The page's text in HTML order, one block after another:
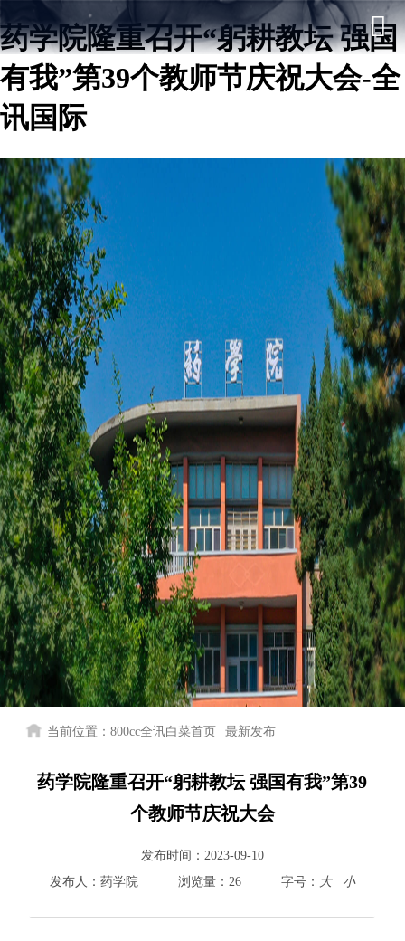
药学院隆重召开“躬耕教坛 强国
有我”第39个教师节庆祝大会-全
讯国际
院情总览
当前位置：800cc全讯白菜首页 最新发布
药学院隆重召开“躬耕教坛 强国有我”第39
个教师节庆祝大会
发布时间： 2023-09-10
发布人： 药学院 浏览量： 26 字号： 大 小